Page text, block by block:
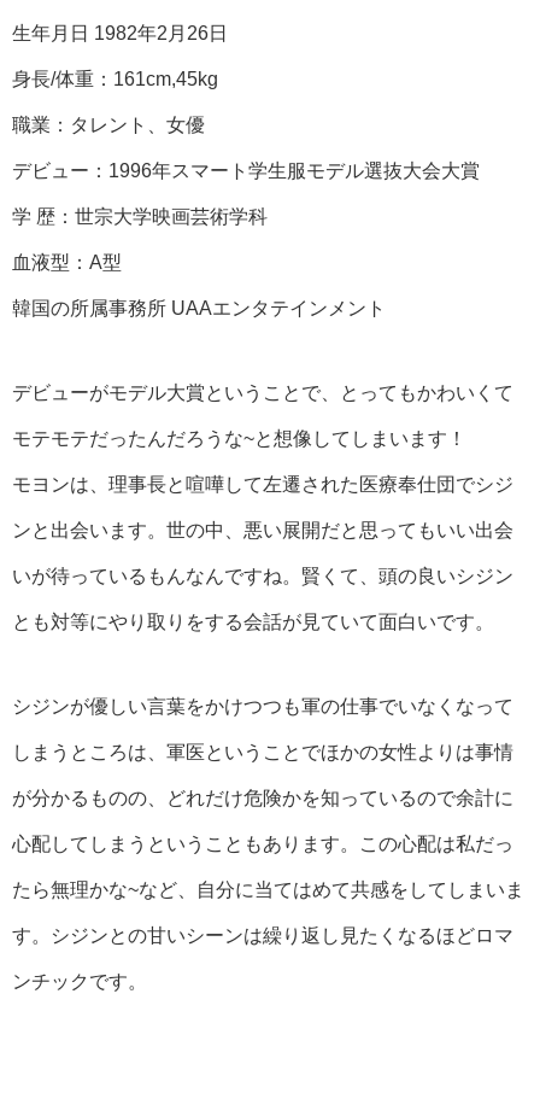
生年月日 1982年2月26日
身長/体重：161cm,45kg
職業：タレント、女優
デビュー：1996年スマート学生服モデル選抜大会大賞
学 歴：世宗大学映画芸術学科
血液型：A型
韓国の所属事務所 UAAエンタテインメント
デビューがモデル大賞ということで、とってもかわいくて
モテモテだったんだろうな~と想像してしまいます！
モヨンは、理事長と喧嘩して左遷された医療奉仕団でシジ
ンと出会います。世の中、悪い展開だと思ってもいい出会
いが待っているもんなんですね。賢くて、頭の良いシジン
とも対等にやり取りをする会話が見ていて面白いです。
シジンが優しい言葉をかけつつも軍の仕事でいなくなって
しまうところは、軍医ということでほかの女性よりは事情
が分かるものの、どれだけ危険かを知っているので余計に
心配してしまうということもあります。この心配は私だっ
たら無理かな~など、自分に当てはめて共感をしてしまいま
す。シジンとの甘いシーンは繰り返し見たくなるほどロマ
ンチックです。